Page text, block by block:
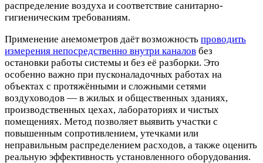
распределение воздуха и соответствие санитарно-
гигиеническим требованиям.
Применение анемометров даёт возможность проводить
измерения непосредственно внутри каналов без
остановки работы системы и без её разборки. Это
особенно важно при пусконаладочных работах на
объектах с протяжёнными и сложными сетями
воздуховодов — в жилых и общественных зданиях,
производственных цехах, лабораториях и чистых
помещениях. Метод позволяет выявить участки с
повышенным сопротивлением, утечками или
неправильным распределением расходов, а также оценить
реальную эффективность установленного оборудования.